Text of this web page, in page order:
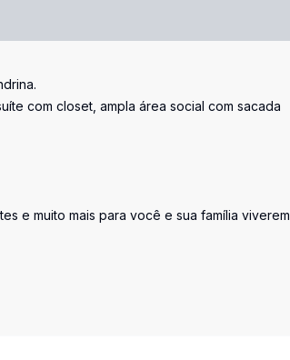
com closet, ampla área social com sacada
e muito mais para você e sua família viverem